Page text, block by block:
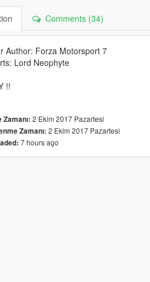
Comments (34)
Author: Forza Motorsport 7
Lord Neophyte
!!
2 Ekim 2017 Pazartesi
Zamanı: 2 Ekim 2017 Pazartesi
7 hours ago